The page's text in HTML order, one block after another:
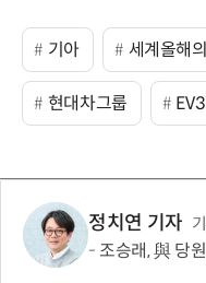
기아 세계올해
현대차그룹 EV3
정치연 기자
조승래, 與 당원 개인정